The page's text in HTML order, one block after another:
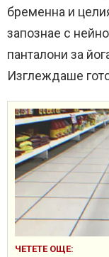
бременна и
запознае с
панталони за
Изглеждаше
ЧЕТЕТЕ ОЩЕ: